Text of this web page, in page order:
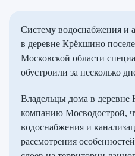
Систему водоснабжения и
в деревне Крёкшино
Московской области
обустроили за несколько
Владельцы дома в деревне
компанию Мосводострой,
водоснабжения и
рассмотрения